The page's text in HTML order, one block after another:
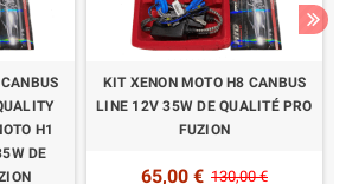
H1
DE
KIT XENON MOTO H8 CANBUS
LINE 12V 35W DE QUALITÉ PRO
FUZION
65,00 € 130,00 €